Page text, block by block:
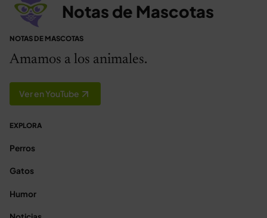
Notas de Mascotas
NOTAS DE MASCOTAS
Amamos a los animales.
Ver en YouTube
EXPLORA
Perros
Gatos
Humor